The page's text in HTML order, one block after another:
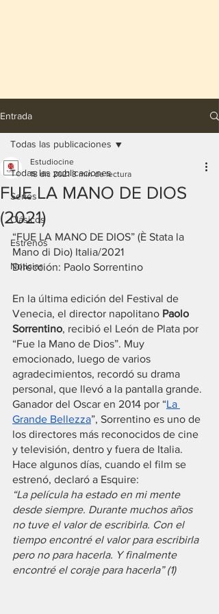
Entrada
Todas las publicaciones
Series
Clásicos
Estrenos
Noticias
Todas las publicaciones
FUE LA MANO DE DIOS
(2021)
Estudiocine
18 dic 2021 3 min de lectura
“FUE LA MANO DE DIOS” (È Stata la
Mano di Dio) Italia/2021
Dirección: Paolo Sorrentino
En la última edición del Festival de
Venecia, el director napolitano Paolo
Sorrentino, recibió el León de Plata por
“Fue la Mano de Dios”. Muy
emocionado, luego de varios
agradecimientos, recordó su drama
personal, que llevó a la pantalla grande.
Ganador del Oscar en 2014 por “La
Grande Bellezza”, Sorrentino es uno de
los directores más reconocidos de cine
y televisión, dentro y fuera de Italia.
Hace algunos días, cuando el film se
estrenó, declaró a Esquire:
“La película ha estado en mi mente
desde siempre. Durante muchos años
no tuve el valor de escribirla. Con el
tiempo encontré el valor para escribirla
pero no para hacerla. Y finalmente
encontré el coraje para hacerla” (1)